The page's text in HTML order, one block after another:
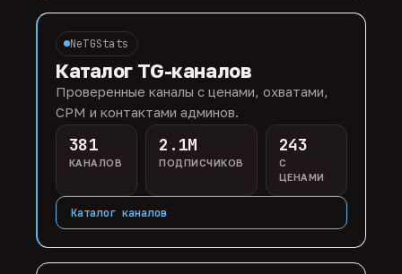
NeTGStats
Каталог TG-каналов
Проверенные каналы с ценами, охватами,
CPM и контактами админов.
381
КАНАЛОВ
2.1M
ПОДПИСЧИКОВ
243
С
ЦЕНАМИ
Каталог каналов